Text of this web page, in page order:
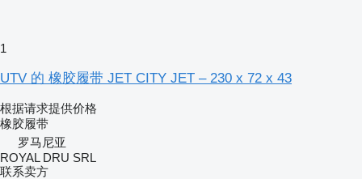
1
UTV 的 橡胶履带 JET CITY JET – 230 x 72 x 43
根据请求提供价格
橡胶履带
罗马尼亚
ROYAL DRU SRL
联系卖方